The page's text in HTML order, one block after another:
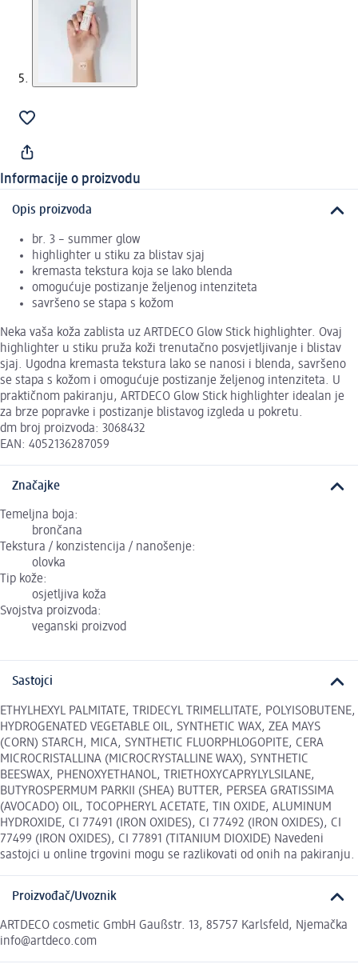
Informacije o proizvodu
Opis proizvoda
br. 3 – summer glow
highlighter u stiku za blistav sjaj
kremasta tekstura koja se lako blenda
omogućuje postizanje željenog intenziteta
savršeno se stapa s kožom
Neka vaša koža zablista uz ARTDECO Glow Stick highlighter. Ovaj
highlighter u stiku pruža koži trenutačno posvjetljivanje i blistav
sjaj. Ugodna kremasta tekstura lako se nanosi i blenda, savršeno
se stapa s kožom i omogućuje postizanje željenog intenziteta. U
praktičnom pakiranju, ARTDECO Glow Stick highlighter idealan je
za brze popravke i postizanje blistavog izgleda u pokretu.
dm broj proizvoda: 3068432
EAN: 4052136287059
Značajke
Temeljna boja:
brončana
Tekstura / konzistencija / nanošenje:
olovka
Tip kože:
osjetljiva koža
Svojstva proizvoda:
veganski proizvod
Sastojci
ETHYLHEXYL PALMITATE, TRIDECYL TRIMELLITATE, POLYISOBUTENE,
HYDROGENATED VEGETABLE OIL, SYNTHETIC WAX, ZEA MAYS
(CORN) STARCH, MICA, SYNTHETIC FLUORPHLOGOPITE, CERA
MICROCRISTALLINA (MICROCRYSTALLINE WAX), SYNTHETIC
BEESWAX, PHENOXYETHANOL, TRIETHOXYCAPRYLYLSILANE,
BUTYROSPERMUM PARKII (SHEA) BUTTER, PERSEA GRATISSIMA
(AVOCADO) OIL, TOCOPHERYL ACETATE, TIN OXIDE, ALUMINUM
HYDROXIDE, CI 77491 (IRON OXIDES), CI 77492 (IRON OXIDES), CI
77499 (IRON OXIDES), CI 77891 (TITANIUM DIOXIDE) Navedeni
sastojci u online trgovini mogu se razlikovati od onih na pakiranju.
Proizvođač/Uvoznik
ARTDECO cosmetic GmbH Gaußstr. 13, 85757 Karlsfeld, Njemačka
info@artdeco.com